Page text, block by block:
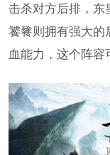
击杀对方后排，东
饕餮则拥有强大的
血能力，这个阵容